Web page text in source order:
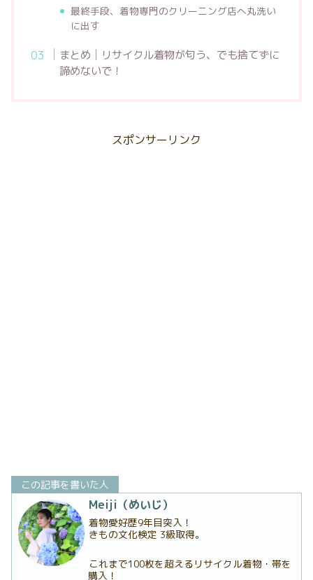
最終手段、着物専門のクリーニング店へ丸洗い
に出す
まとめ│リサイクル着物が匂う、でも捨てずに
諦めないで！
スポンサーリンク
この記事を書いた人
Meiji（めいじ）
着物愛好歴9年目突入！
きもの文化検定 3級取得。
これまで100枚を超えるリサイクル着物・帯を
購入！